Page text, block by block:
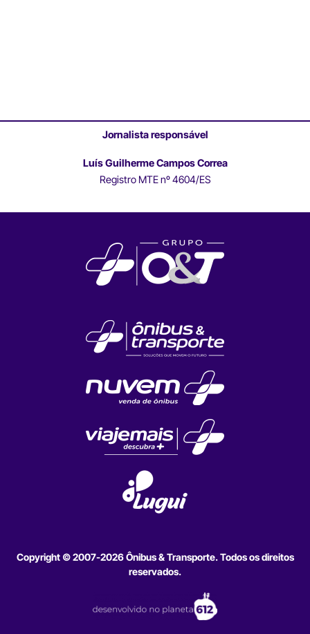
Jornalista responsável
Luís Guilherme Campos Correa
Registro MTE nº 4604/ES
Copyright © 2007-2026 Ônibus & Transporte. Todos os direitos
reservados.